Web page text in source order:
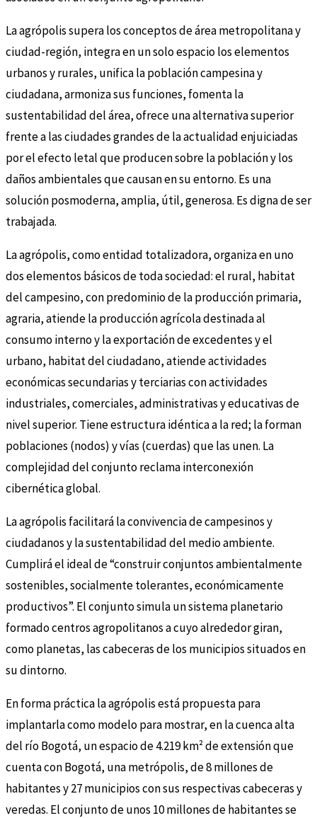
La agrópolis supera los conceptos de área metropolitana y
ciudad-región, integra en un solo espacio los elementos
urbanos y rurales, unifica la población campesina y
ciudadana, armoniza sus funciones, fomenta la
sustentabilidad del área, ofrece una alternativa superior
frente a las ciudades grandes de la actualidad enjuiciadas
por el efecto letal que producen sobre la población y los
daños ambientales que causan en su entorno. Es una
solución posmoderna, amplia, útil, generosa. Es digna de ser
trabajada.
La agrópolis, como entidad totalizadora, organiza en uno
dos elementos básicos de toda sociedad: el rural, habitat
del campesino, con predominio de la producción primaria,
agraria, atiende la producción agrícola destinada al
consumo interno y la exportación de excedentes y el
urbano, habitat del ciudadano, atiende actividades
económicas secundarias y terciarias con actividades
industriales, comerciales, administrativas y educativas de
nivel superior. Tiene estructura idéntica a la red; la forman
poblaciones (nodos) y vías (cuerdas) que las unen. La
complejidad del conjunto reclama interconexión
cibernética global.
La agrópolis facilitará la convivencia de campesinos y
ciudadanos y la sustentabilidad del medio ambiente.
Cumplirá el ideal de “construir conjuntos ambientalmente
sostenibles, socialmente tolerantes, económicamente
productivos”. El conjunto simula un sistema planetario
formado centros agropolitanos a cuyo alrededor giran,
como planetas, las cabeceras de los municipios situados en
su dintorno.
En forma práctica la agrópolis está propuesta para
implantarla como modelo para mostrar, en la cuenca alta
del río Bogotá, un espacio de 4.219 km² de extensión que
cuenta con Bogotá, una metrópolis, de 8 millones de
habitantes y 27 municipios con sus respectivas cabeceras y
veredas. El conjunto de unos 10 millones de habitantes se